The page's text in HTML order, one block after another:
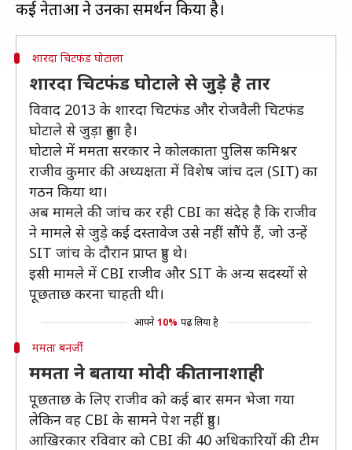
शारदा चिटफंड घोटाला
शारदा चिटफंड घोटाले से जुड़े है तार
विवाद 2013 के शारदा चिटफंड और रोजवैली चिटफंड
घोटाले से जुड़ा हुआ है।
घोटाले में ममता सरकार ने कोलकाता पुलिस कमिश्नर
राजीव कुमार की अध्यक्षता में विशेष जांच दल (SIT) का
गठन किया था।
अब मामले की जांच कर रही CBI का संदेह है कि राजीव
ने मामले से जुड़े कई दस्तावेज उसे नहीं सौंपे हैं, जो उन्हें
SIT जांच के दौरान प्राप्त हुए थे।
इसी मामले में CBI राजीव और SIT के अन्य सदस्यों से
पूछताछ करना चाहती थी।
आपने 10% पढ़ लिया है
ममता बनर्जी
ममता ने बताया मोदी की तानाशाही
पूछताछ के लिए राजीव को कई बार समन भेजा गया
लेकिन वह CBI के सामने पेश नहीं हुए।
आखिरकार रविवार को CBI की 40 अधिकारियों की टीम